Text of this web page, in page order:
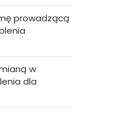
prowadzącą
w
dla